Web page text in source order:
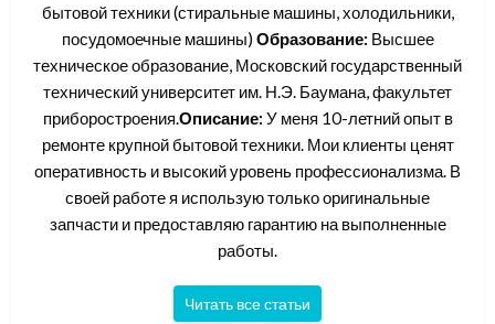
бытовой техники (стиральные машины, холодильники,
посудомоечные машины) Образование: Высшее
техническое образование, Московский государственный
технический университет им. Н.Э. Баумана, факультет
приборостроения.Описание: У меня 10-летний опыт в
ремонте крупной бытовой техники. Мои клиенты ценят
оперативность и высокий уровень профессионализма. В
своей работе я использую только оригинальные
запчасти и предоставляю гарантию на выполненные
работы.
Читать все статьи